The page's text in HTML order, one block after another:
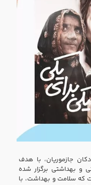
جازموریان، با هدف
و بهداشتی برگزار شده
سلامت و بهداشت، با